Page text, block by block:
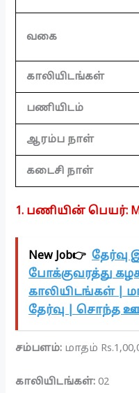
வகை
காலியிடங்கள்
பணியிடம்
ஆரம்ப நாள்
கடைசி நாள்
1. பணியின் பெயர்:
New Job👉 தேர்வு
போக்குவரத்து
காலியிடங்கள் |
தேர்வு | சொந்த
சம்பளம்: மாதம்
காலியிடங்கள்: 02